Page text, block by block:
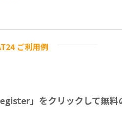
ご利用例
」をクリックして無料